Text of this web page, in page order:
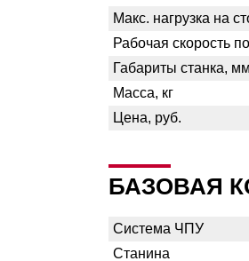
Макс. нагрузка на
Рабочая скорость
Габариты станка, мм
Масса, кг
Цена, руб.
БАЗОВАЯ
Система ЧПУ
Станина